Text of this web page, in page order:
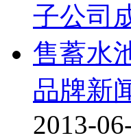
品牌新
2013-